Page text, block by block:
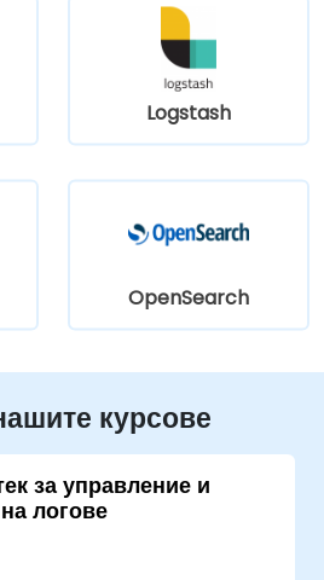
Logstash
OpenSearch
курсове
за управление и
логове